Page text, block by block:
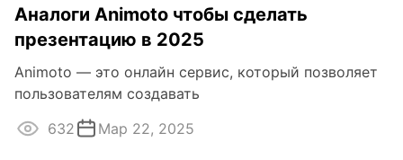
Аналоги Animoto чтобы сделать
презентацию в 2025
Animoto — это онлайн сервис, который позволяет
пользователям создавать
632
Мар 22, 2025